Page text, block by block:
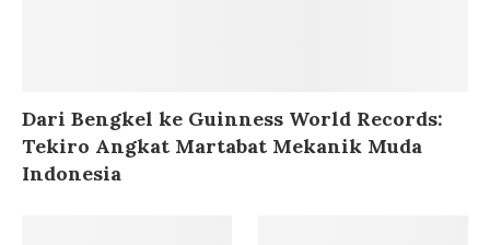
Dari Bengkel ke Guinness World Records:
Tekiro Angkat Martabat Mekanik Muda
Indonesia